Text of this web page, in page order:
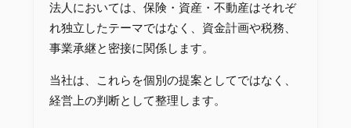
法人においては、保険・資産・不動産はそれぞ
れ独立したテーマではなく、資金計画や税務、
事業承継と密接に関係します。
当社は、これらを個別の提案としてではなく、
経営上の判断として整理します。